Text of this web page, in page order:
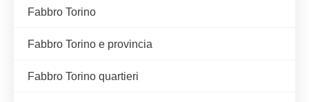
Fabbro Torino
Fabbro Torino e provincia
Fabbro Torino quartieri